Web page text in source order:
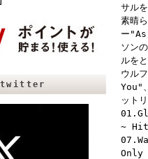
twitter
サル
素晴
ー
ソン
ルを
ウル
You"
ット
~ Hit
Only